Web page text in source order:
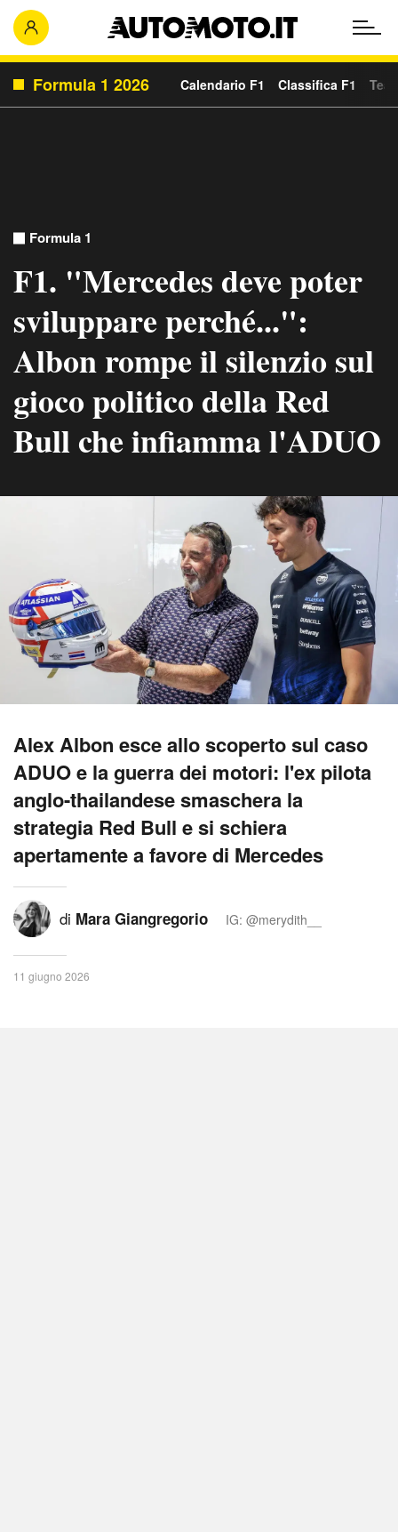
Formula 1 2026 Calendario F1 Classifica F1
Formula 1
F1. "Mercedes deve poter
sviluppare perché...":
Albon rompe il silenzio sul
gioco politico della Red
Bull che infiamma l'ADUO
Alex Albon esce allo scoperto sul caso
ADUO e la guerra dei motori: l'ex pilota
anglo-thailandese smaschera la
strategia Red Bull e si schiera
apertamente a favore di Mercedes
di Mara Giangregorio IG: @merydith__
11 giugno 2026